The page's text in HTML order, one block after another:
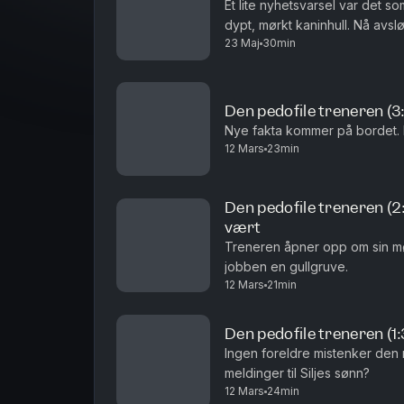
Et lite nyhetsvarsel var det
dypt, mørkt kaninhull. Nå
23 Maj 30min
Den pedofile treneren
Nye fakta kommer på
12 Mars 23min
Den pedofile treneren
vært
Treneren åpner opp om sin
jobben en gullgruve.
12 Mars 21min
Den pedofile treneren
Ingen foreldre mistenker
meldinger til Siljes sønn?
12 Mars 24min